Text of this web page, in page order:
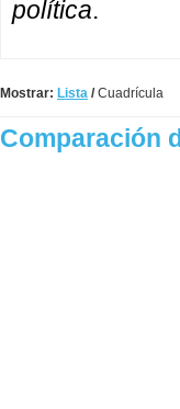
política.
Mostrar: Lista /Cuadrícula
Comparación